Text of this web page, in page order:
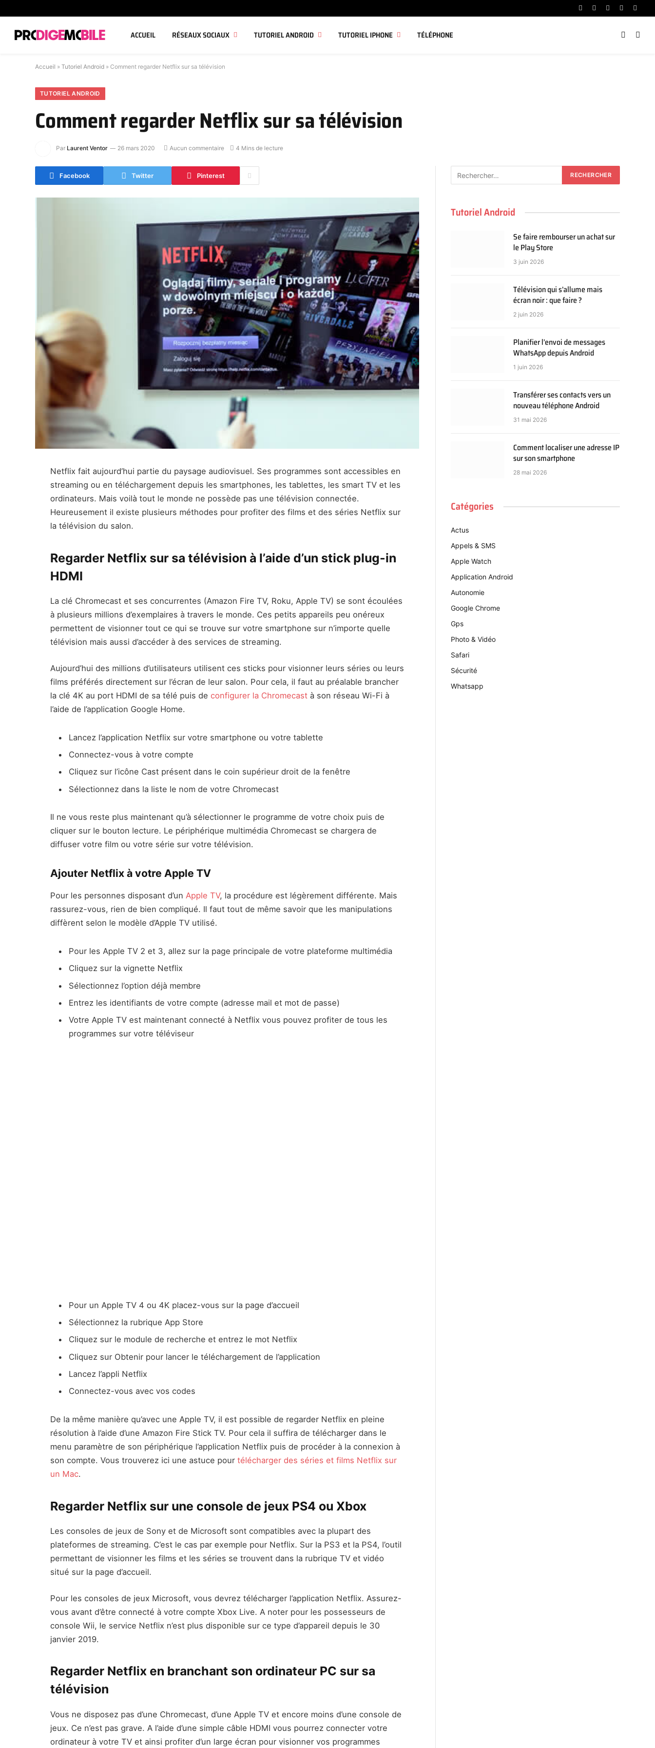
Facebook
X
Instagram
YouTube
ACCUEIL RÉSEAUX SOCIAUX TUTORIEL ANDROID TUTORIEL IPHONE TÉLÉPHONE
Accueil » Tutoriel Android » Comment regarder Netflix sur sa télévision
TUTORIEL ANDROID
Comment regarder Netflix sur sa télévision
Par Laurent Ventor 26 mars 2020 Aucun commentaire 4 Mins de lecture
Facebook Twitter Pinterest
Netflix fait aujourd’hui partie du paysage audiovisuel. Ses programmes sont accessibles en
streaming ou en téléchargement depuis les smartphones, les tablettes, les smart TV et les
ordinateurs. Mais voilà tout le monde ne possède pas une télévision connectée.
Heureusement il existe plusieurs méthodes pour profiter des films et des séries Netflix sur
la télévision du salon.
Regarder Netflix sur sa télévision à l’aide d’un stick plug-in
HDMI
La clé Chromecast et ses concurrentes (Amazon Fire TV, Roku, Apple TV) se sont écoulées
à plusieurs millions d’exemplaires à travers le monde. Ces petits appareils peu onéreux
permettent de visionner tout ce qui se trouve sur votre smartphone sur n’importe quelle
télévision mais aussi d’accéder à des services de streaming.
Aujourd’hui des millions d’utilisateurs utilisent ces sticks pour visionner leurs séries ou leurs
films préférés directement sur l’écran de leur salon. Pour cela, il faut au préalable brancher
la clé 4K au port HDMI de sa télé puis de configurer la Chromecast à son réseau Wi-Fi à
l’aide de l’application Google Home.
Lancez l’application Netflix sur votre smartphone ou votre tablette
Connectez-vous à votre compte
Cliquez sur l’icône Cast présent dans le coin supérieur droit de la fenêtre
Sélectionnez dans la liste le nom de votre Chromecast
Il ne vous reste plus maintenant qu’à sélectionner le programme de votre choix puis de
cliquer sur le bouton lecture. Le périphérique multimédia Chromecast se chargera de
diffuser votre film ou votre série sur votre télévision.
Ajouter Netflix à votre Apple TV
Pour les personnes disposant d’un Apple TV, la procédure est légèrement différente. Mais
rassurez-vous, rien de bien compliqué. Il faut tout de même savoir que les manipulations
diffèrent selon le modèle d’Apple TV utilisé.
Pour les Apple TV 2 et 3, allez sur la page principale de votre plateforme multimédia
Cliquez sur la vignette Netflix
Sélectionnez l’option déjà membre
Entrez les identifiants de votre compte (adresse mail et mot de passe)
Votre Apple TV est maintenant connecté à Netflix vous pouvez profiter de tous les
programmes sur votre téléviseur
Pour un Apple TV 4 ou 4K placez-vous sur la page d’accueil
Sélectionnez la rubrique App Store
Cliquez sur le module de recherche et entrez le mot Netflix
Cliquez sur Obtenir pour lancer le téléchargement de l’application
Lancez l’appli Netflix
Connectez-vous avec vos codes
De la même manière qu’avec une Apple TV, il est possible de regarder Netflix en pleine
résolution à l’aide d’une Amazon Fire Stick TV. Pour cela il suffira de télécharger dans le
menu paramètre de son périphérique l’application Netflix puis de procéder à la connexion à
son compte. Vous trouverez ici une astuce pour télécharger des séries et films Netflix sur
un Mac.
Regarder Netflix sur une console de jeux PS4 ou Xbox
Les consoles de jeux de Sony et de Microsoft sont compatibles avec la plupart des
plateformes de streaming. C’est le cas par exemple pour Netflix. Sur la PS3 et la PS4, l’outil
permettant de visionner les films et les séries se trouvent dans la rubrique TV et vidéo
situé sur la page d’accueil.
Pour les consoles de jeux Microsoft, vous devrez télécharger l’application Netflix. Assurez-
vous avant d’être connecté à votre compte Xbox Live. A noter pour les possesseurs de
console Wii, le service Netflix n’est plus disponible sur ce type d’appareil depuis le 30
janvier 2019.
Regarder Netflix en branchant son ordinateur PC sur sa
télévision
Vous ne disposez pas d’une Chromecast, d’une Apple TV et encore moins d’une console de
jeux. Ce n’est pas grave. A l’aide d’une simple câble HDMI vous pourrez connecter votre
ordinateur à votre TV et ainsi profiter d’un large écran pour visionner vos programmes
Tutoriel Android
Se faire rembourser un achat sur
le Play Store
3 juin 2026
Télévision qui s’allume mais
écran noir : que faire ?
2 juin 2026
Planifier l’envoi de messages
WhatsApp depuis Android
1 juin 2026
Transférer ses contacts vers un
nouveau téléphone Android
31 mai 2026
Comment localiser une adresse IP
sur son smartphone
28 mai 2026
Catégories
Actus
Appels & SMS
Apple Watch
Application Android
Autonomie
Google Chrome
Gps
Photo & Vidéo
Safari
Sécurité
Whatsapp